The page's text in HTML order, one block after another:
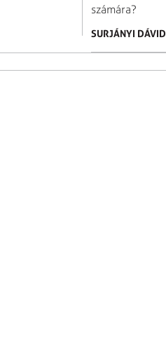
számára?
SURJÁNYI DÁVID